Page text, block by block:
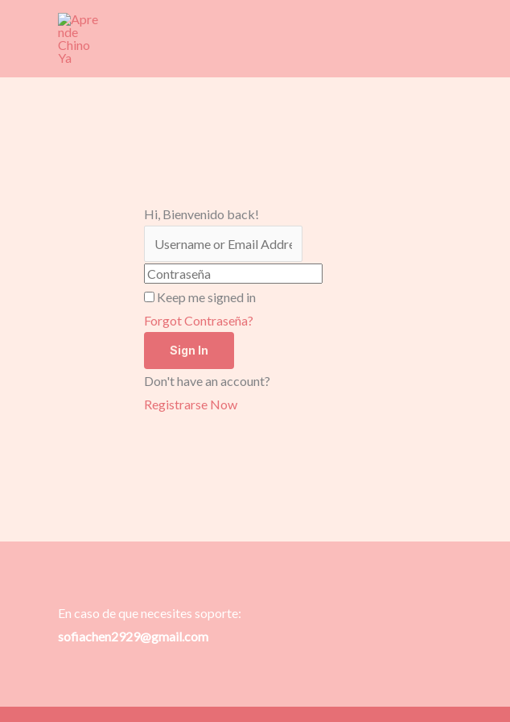
Hi, Bienvenido back!
Keep me signed in
Forgot Contraseña?
Sign In
Don't have an account?
Registrarse Now
En caso de que necesites soporte:
sofiachen2929@gmail.com